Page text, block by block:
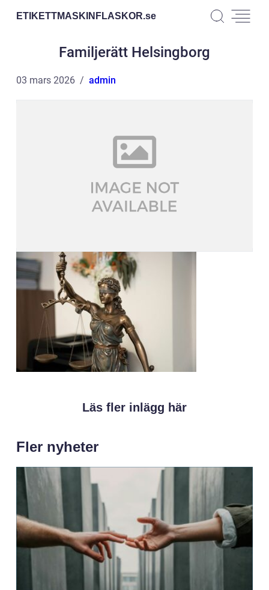
ETIKETTMASKINFLASKOR.se
Familjerätt Helsingborg
03 mars 2026 admin
Läs fler inlägg här
Fler nyheter